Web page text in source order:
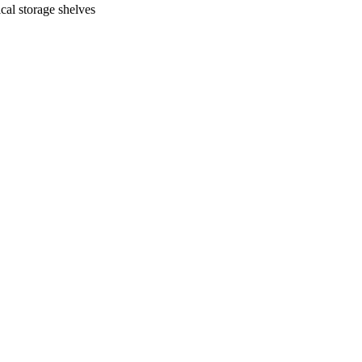
storage shelves